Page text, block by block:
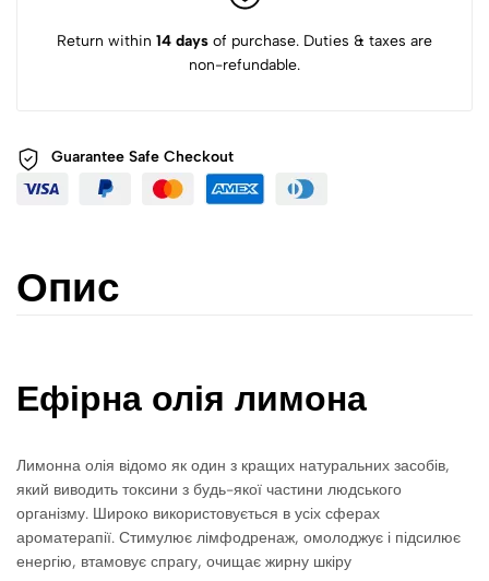
Return within 14 days of purchase. Duties & taxes are
non-refundable.
Guarantee Safe Checkout
Опис
Ефірна олія лимона
Лимонна олія відомо як один з кращих натуральних засобів,
який виводить токсини з будь-якої частини людського
організму. Широко використовується в усіх сферах
ароматерапії. Стимулює лімфодренаж, омолоджує і підсилює
енергію, втамовує спрагу, очищає жирну шкіру